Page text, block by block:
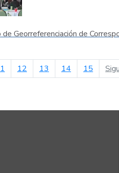
Georreferenciación de
12 13 14 15